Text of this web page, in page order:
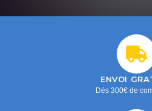
ENVOI
Dès 300€ de